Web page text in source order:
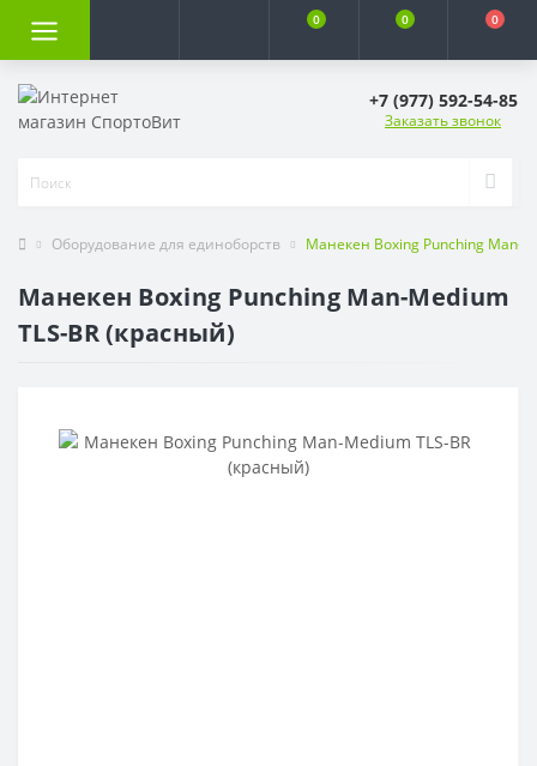
0 0 0
+7 (977) 592-54-85
Заказать звонок
Оборудование для единоборств Манекен Boxing Punching Man-
Манекен Boxing Punching Man-Medium
TLS-BR (красный)